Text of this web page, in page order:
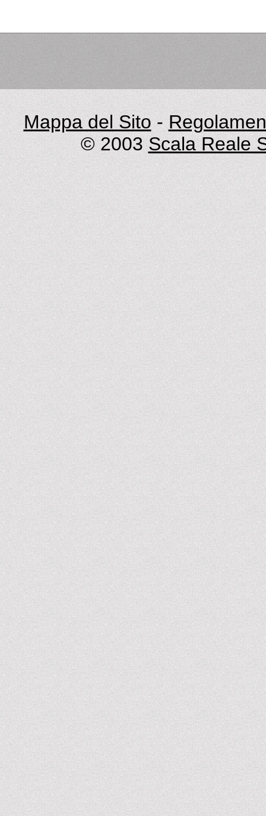
Mappa del Sito -
© 2003 Scala Reale